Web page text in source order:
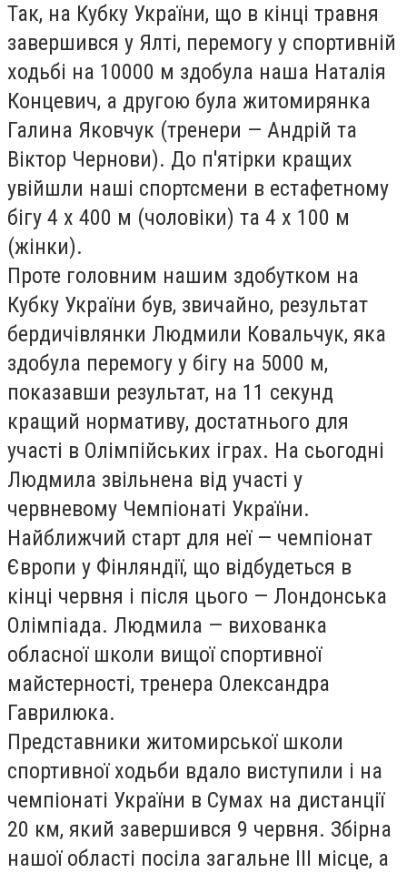
Так, на Кубку України, що в кінці травня
завершився у Ялті, перемогу у спортивній
ходьбі на 10000 м здобула наша Наталія
Концевич, а другою була житомирянка
Галина Яковчук (тренери — Андрій та
Віктор Чернови). До п'ятірки кращих
увійшли наші спортсмени в естафетному
бігу 4 х 400 м (чоловіки) та 4 х 100 м
(жінки).
Проте головним нашим здобутком на
Кубку України був, звичайно, результат
бердичівлянки Людмили Ковальчук, яка
здобула перемогу у бігу на 5000 м,
показавши результат, на 11 секунд
кращий нормативу, достатнього для
участі в Олімпійських іграх. На сьогодні
Людмила звільнена від участі у
червневому Чемпіонаті України.
Найближчий старт для неї — чемпіонат
Європи у Фінляндії, що відбудеться в
кінці червня і після цього — Лондонська
Олімпіада. Людмила — вихованка
обласної школи вищої спортивної
майстерності, тренера Олександра
Гаврилюка.
Представники житомирської школи
спортивної ходьби вдало виступили і на
чемпіонаті України в Сумах на дистанції
20 км, який завершився 9 червня. Збірна
нашої області посіла загальне ІІІ місце, а